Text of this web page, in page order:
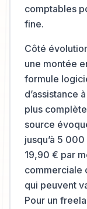
comptables
fine.
Côté
une montée
formule
d’assistance
plus
source
jusqu’à 5
19,90 € par
commerciale
qui peuvent
Pour un